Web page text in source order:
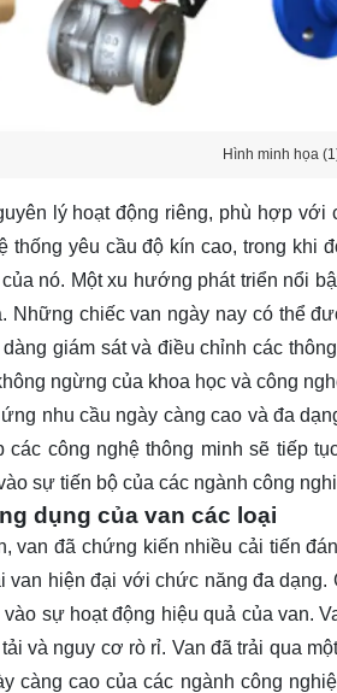
Hình minh họa
lý hoạt động riêng, phù hợp
thống yêu cầu độ kín cao, trong khi
nó. Một xu hướng phát triển nổi
Những chiếc van ngày nay có thể
giám sát và điều chỉnh các
ngừng của khoa học và công
nhu cầu ngày càng cao và đa
các công nghệ thông minh sẽ tiếp
sự tiến bộ của các ngành công
dụng của van các loại
van đã chứng kiến nhiều cải tiến
van hiện đại với chức năng đa
sự hoạt động hiệu quả của van.
và nguy cơ rò rỉ. Van đã trải qua
càng cao của các ngành công